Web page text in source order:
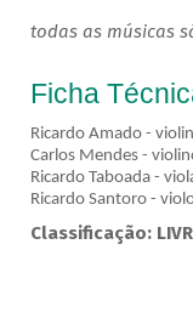
todas as músicas
Ficha
Ricardo Amado -
Carlos Mendes -
Ricardo Taboada -
Ricardo Santoro -
Classificação: